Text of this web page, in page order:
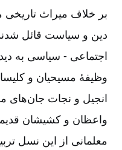
بر خلاف میراث
دین و سیاست قائل
اجتماعی -‏‏‏ سیاسی به
وظیفۀ مسیحیان و کلیسا
انجیل و نجات جان‌‌های
واعظان و کشیشان
معلمانی از این نسل